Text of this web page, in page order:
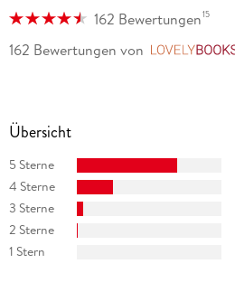
162 Bewertungen15
162 Bewertungen von
Übersicht
5 Sterne
4 Sterne
3 Sterne
2 Sterne
1 Stern